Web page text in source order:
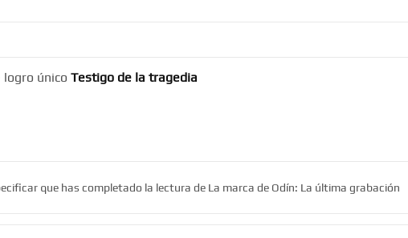
único Testigo de la tragedia
que has completado la lectura de La marca de Odín: La última grabación